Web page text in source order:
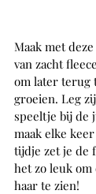
Maak met
van zacht
om later terug
groeien. Leg
speeltje bij de
maak elke
tijdje zet je de
het zo leuk
haar te zien!